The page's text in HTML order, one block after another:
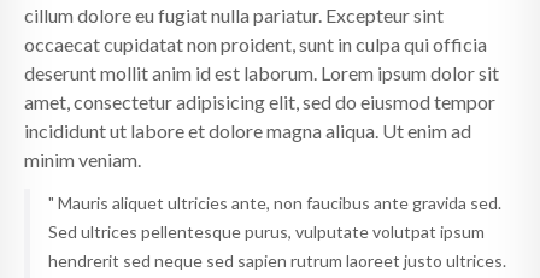
cillum dolore eu fugiat nulla pariatur. Excepteur sint
occaecat cupidatat non proident, sunt in culpa qui officia
deserunt mollit anim id est laborum. Lorem ipsum dolor sit
amet, consectetur adipisicing elit, sed do eiusmod tempor
incididunt ut labore et dolore magna aliqua. Ut enim ad
minim veniam.
" Mauris aliquet ultricies ante, non faucibus ante gravida sed.
Sed ultrices pellentesque purus, vulputate volutpat ipsum
hendrerit sed neque sed sapien rutrum laoreet justo ultrices.